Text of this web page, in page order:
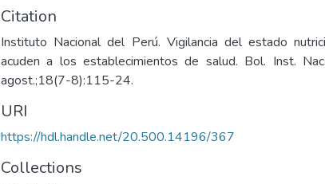
Citation
Instituto Nacional del Perú. Vigilancia del estado
acuden a los establecimientos de salud. Bol. Inst.
agost.;18(7-8):115-24.
URI
https://hdl.handle.net/20.500.14196/367
Collections